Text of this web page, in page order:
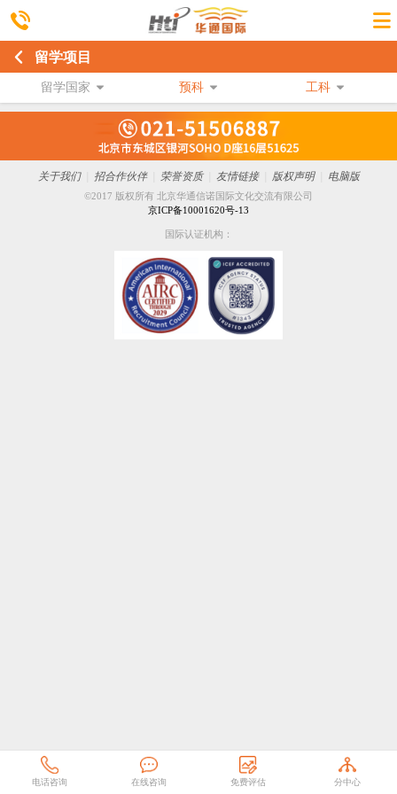
留学项目
留学国家 预科 工科
关于我们 招合作伙伴 荣誉资质 友情链接 版权声明 电脑版
©2017 版权所有 北京华通信诺国际文化交流有限公司
京ICP备10001620号-13
国际认证机构：
电话咨询 在线咨询 免费评估 分中心